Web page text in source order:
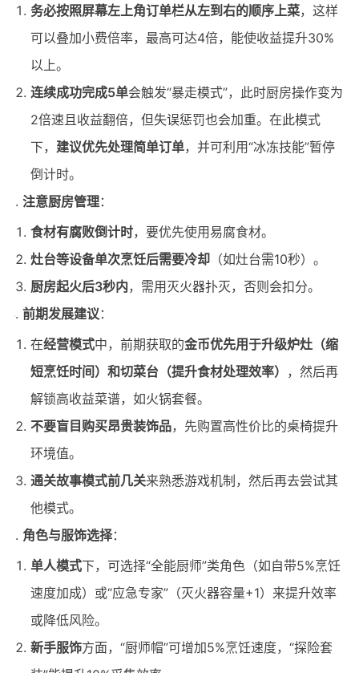
务必按照屏幕左上角订单栏从左到右的顺序上菜，这样
可以叠加小费倍率，最高可达4倍，能使收益提升30%
以上。
连续成功完成5单会触发“暴走模式”，此时厨房操作变为
2倍速且收益翻倍，但失误惩罚也会加重。在此模式
下， 建议优先处理简单订单，并可利用“冰冻技能”暂停
倒计时。
注意厨房管理：
食材有腐败倒计时，要优先使用易腐食材。
灶台等设备单次烹饪后需要冷却（如灶台需10秒）。
厨房起火后3秒内，需用灭火器扑灭，否则会扣分。
前期发展建议：
在经营模式中，前期获取的金币优先用于升级炉灶（缩
短烹饪时间）和切菜台（提升食材处理效率） ，然后再
解锁高收益菜谱，如火锅套餐。
不要盲目购买昂贵装饰品，先购置高性价比的桌椅提升
环境值。
通关故事模式前几关来熟悉游戏机制，然后再去尝试其
他模式。
角色与服饰选择：
单人模式下，可选择“全能厨师”类角色（如自带5%烹饪
速度加成）或“应急专家”（灭火器容量+1）来提升效率
或降低风险。
新手服饰方面，“厨师帽”可增加5%烹饪速度，“探险套